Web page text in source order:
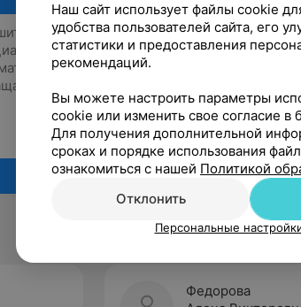
Рекомендую
Федорова
Наш сайт использует файлы cookie
удобства пользователей сайта, его
статистики и предоставления
рекомендаций.
Вы можете настроить параметры
cookie или изменить свое согласие в
Для получения дополнительной
сроках и порядке использования
ознакомиться с нашей Политикой
Отклонить
Персональные